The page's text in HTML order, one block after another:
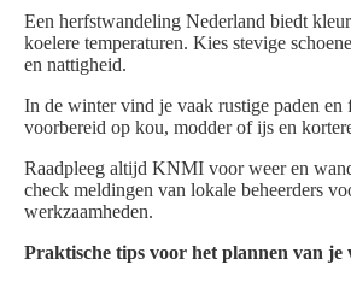
Een herfstwandeling Nederland biedt
koelere temperaturen. Kies stevige
en nattigheid.
In de winter vind je vaak rustige paden en
voorbereid op kou, modder of ijs en
Raadpleeg altijd KNMI voor weer en
check meldingen van lokale beheerders
werkzaamheden.
Praktische tips voor het plannen van je